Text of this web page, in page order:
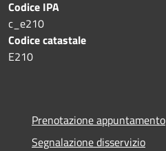
Codice IPA
c_e210
Codice catastale
E210
Prenotazione appuntamento
Segnalazione disservizio